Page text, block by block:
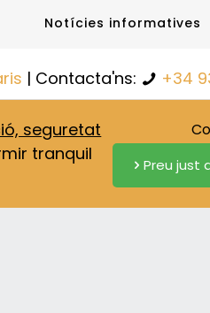
Notícies informatives
| Contacta'ns: +34
seguretat
tranquil
Preu just